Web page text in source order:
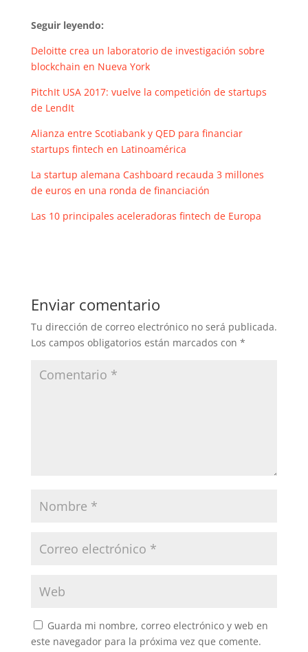
Seguir leyendo:
Deloitte crea un laboratorio de investigación sobre
blockchain en Nueva York
PitchIt USA 2017: vuelve la competición de startups
de LendIt
Alianza entre Scotiabank y QED para financiar
startups fintech en Latinoamérica
La startup alemana Cashboard recauda 3 millones
de euros en una ronda de financiación
Las 10 principales aceleradoras fintech de Europa
Enviar comentario
Tu dirección de correo electrónico no será publicada.
Los campos obligatorios están marcados con *
Guarda mi nombre, correo electrónico y web en
este navegador para la próxima vez que comente.